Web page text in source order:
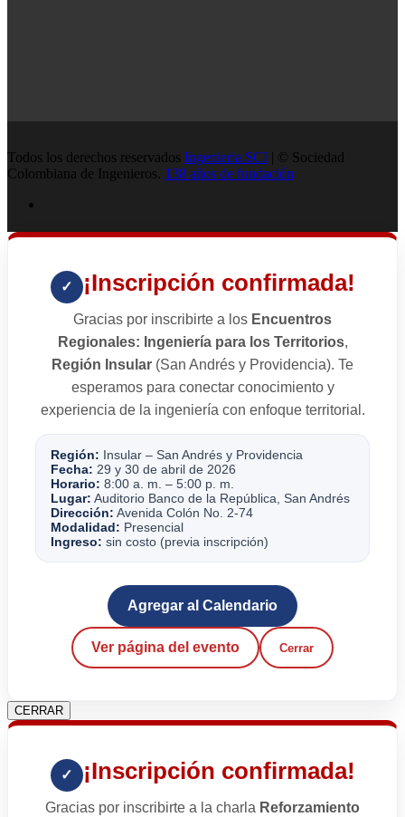
Todos los derechos reservados Ingenieria SCI | © Sociedad
Colombiana de Ingenieros. 138 años de fundación
✓ ¡Inscripción confirmada!
Gracias por inscribirte a los Encuentros
Regionales: Ingeniería para los Territorios,
Región Insular (San Andrés y Providencia). Te
esperamos para conectar conocimiento y
experiencia de la ingeniería con enfoque territorial.
Región: Insular – San Andrés y Providencia
Fecha: 29 y 30 de abril de 2026
Horario: 8:00 a. m. – 5:00 p. m.
Lugar: Auditorio Banco de la República, San Andrés
Dirección: Avenida Colón No. 2-74
Modalidad: Presencial
Ingreso: sin costo (previa inscripción)
Agregar al Calendario
Ver página del evento Cerrar
CERRAR
✓ ¡Inscripción confirmada!
Gracias por inscribirte a la charla Reforzamiento